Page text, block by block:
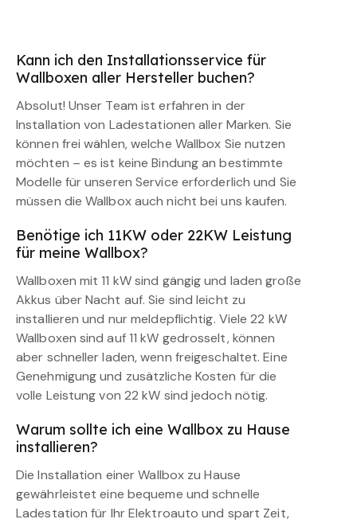
Kann ich den Installationsservice für
Wallboxen aller Hersteller buchen?
Absolut! Unser Team ist erfahren in der
Installation von Ladestationen aller Marken. Sie
können frei wählen, welche Wallbox Sie nutzen
möchten – es ist keine Bindung an bestimmte
Modelle für unseren Service erforderlich und Sie
müssen die Wallbox auch nicht bei uns kaufen.
Benötige ich 11KW oder 22KW Leistung
für meine Wallbox?
Wallboxen mit 11 kW sind gängig und laden große
Akkus über Nacht auf. Sie sind leicht zu
installieren und nur meldepflichtig. Viele 22 kW
Wallboxen sind auf 11 kW gedrosselt, können
aber schneller laden, wenn freigeschaltet. Eine
Genehmigung und zusätzliche Kosten für die
volle Leistung von 22 kW sind jedoch nötig.
Warum sollte ich eine Wallbox zu Hause
installieren?
Die Installation einer Wallbox zu Hause
gewährleistet eine bequeme und schnelle
Ladestation für Ihr Elektroauto und spart Zeit,